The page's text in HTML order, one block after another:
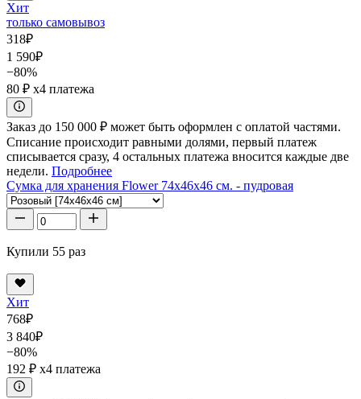
Хит
только самовывоз
318₽
1 590₽
−80%
80 ₽ x4 платежа
Заказ до 150 000 ₽ может быть оформлен с оплатой частями.
Списание происходит равными долями, первый платеж
списывается сразу, 4 остальных платежа вносится каждые две
недели. Подробнее
Сумка для хранения Flower 74x46x46 см. - пудровая
Купили 55 раз
Хит
768₽
3 840₽
−80%
192 ₽ x4 платежа